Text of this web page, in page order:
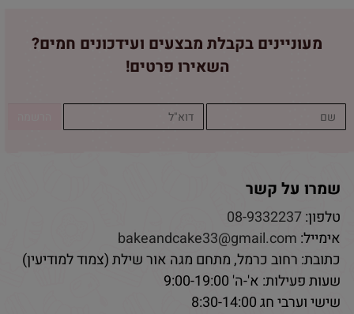
מעוניינים בקבלת מבצעים ועידכונים חמים?
השאירו פרטים!
שמרו על קשר
טלפון:08-9332237
אימייל: bakeandcake33@gmail.com
כתובת: רחוב כרמל, מתחם מגה אור שילת (צמוד למודיעין)
שעות פעילות: א'-ה' 9:00-19:00
שישי וערבי חג 8:30-14:00